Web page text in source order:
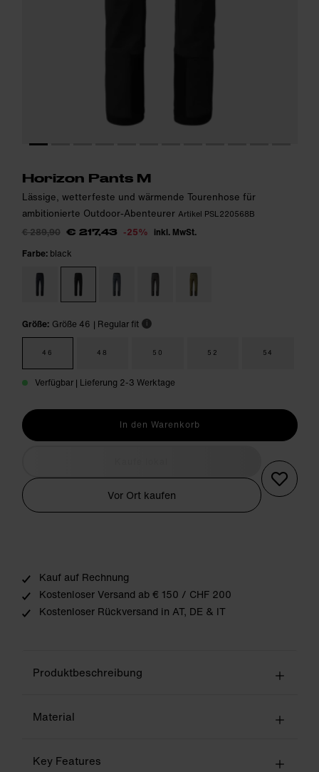
Horizon Pants M
Lässige, wetterfeste und wärmende Tourenhose für
ambitionierte Outdoor-Abenteurer Artikel PSL220568B
€ 289,90 € 217,43 -25% inkl. MwSt.
Farbe: black
Größe: Größe 46 | Regular fit i
46 48 50 52 54
Verfügbar | Lieferung 2-3 Werktage
In den Warenkorb
Vor Ort kaufen
Kauf auf Rechnung
Kostenloser Versand ab € 150 / CHF 200
Kostenloser Rückversand in AT, DE & IT
Produktbeschreibung
Material
Key Features